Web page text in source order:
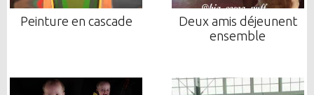
Peinture en cascade
Deux amis déjeunent
ensemble